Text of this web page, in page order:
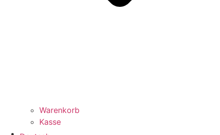
Warenkorb
Kasse